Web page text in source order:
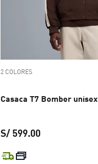
2 COLORES
Casaca T7 Bomber unisex
S/ 599.00